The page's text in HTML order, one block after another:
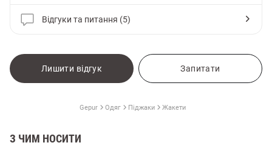
Відгуки та питання (5)
Лишити відгук Запитати
Gepur Одяг Піджаки Жакети
З ЧИМ НОСИТИ